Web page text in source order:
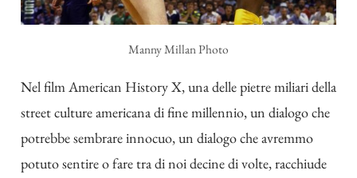
Manny Millan Photo
Nel film American History X, una delle pietre miliari della
street culture americana di fine millennio, un dialogo che
potrebbe sembrare innocuo, un dialogo che avremmo
potuto sentire o fare tra di noi decine di volte, racchiude